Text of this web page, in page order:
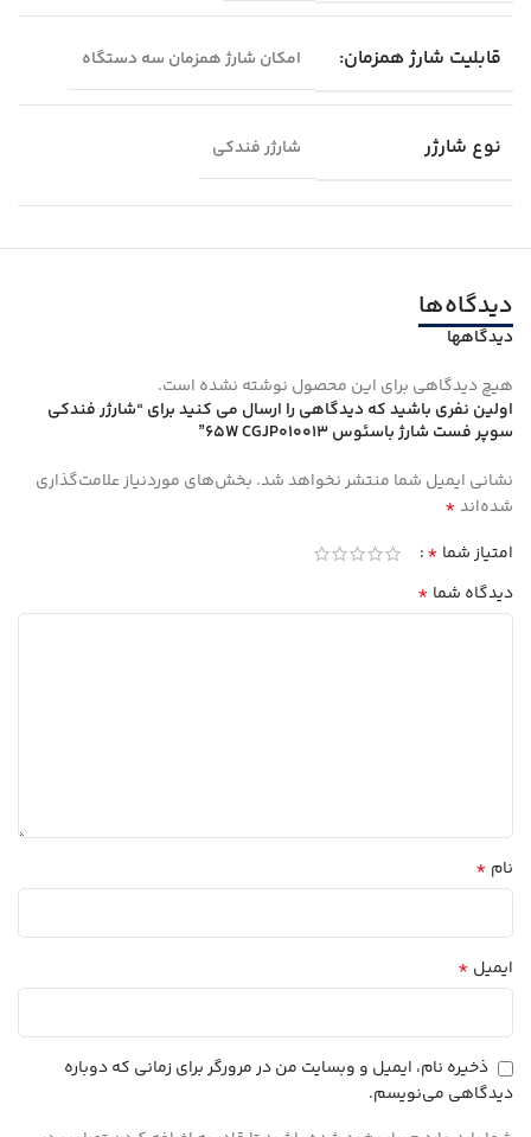
قابلیت شارژ همزمان: امکان شارژ همزمان سه دستگاه
نوع شارژر شارژر فندکی
دیدگاه‌ها
دیدگاهها
هیچ دیدگاهی برای این محصول نوشته نشده است.
اولین نفری باشید که دیدگاهی را ارسال می کنید برای “شارژر فندکی
سوپر فست شارژ باسئوس 65W CGJP010013”
نشانی ایمیل شما منتشر نخواهد شد. بخش‌های موردنیاز علامت‌گذاری
شده‌اند*
امتیاز شما *
دیدگاه شما *
نام *
ایمیل *
ذخیره نام، ایمیل و وبسایت من در مرورگر برای زمانی که دوباره
دیدگاهی می‌نویسم.